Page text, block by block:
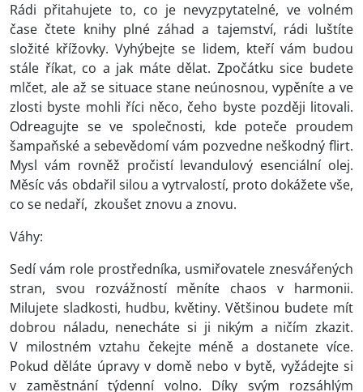
Rádi přitahujete to, co je nevyzpytatelné, ve volném
čase čtete knihy plné záhad a tajemství, rádi luštíte
složité křížovky. Vyhýbejte se lidem, kteří vám budou
stále říkat, co a jak máte dělat. Zpočátku sice budete
mlčet, ale až se situace stane neúnosnou, vypěníte a ve
zlosti byste mohli říci něco, čeho byste později litovali.
Odreagujte se ve společnosti, kde poteče proudem
šampaňské a sebevědomí vám pozvedne neškodný flirt.
Mysl vám rovněž pročistí levandulový esenciální olej.
Měsíc vás obdařil silou a vytrvalostí, proto dokážete vše,
co se nedaří, zkoušet znovu a znovu.
Váhy:
Sedí vám role prostředníka, usmiřovatele znesvářených
stran, svou rozvážností měníte chaos v harmonii.
Milujete sladkosti, hudbu, květiny. Většinou budete mít
dobrou náladu, nenecháte si ji nikým a ničím zkazit.
V milostném vztahu čekejte méně a dostanete více.
Pokud děláte úpravy v domě nebo v bytě, vyžádejte si
v zaměstnání týdenní volno. Díky svým rozsáhlým